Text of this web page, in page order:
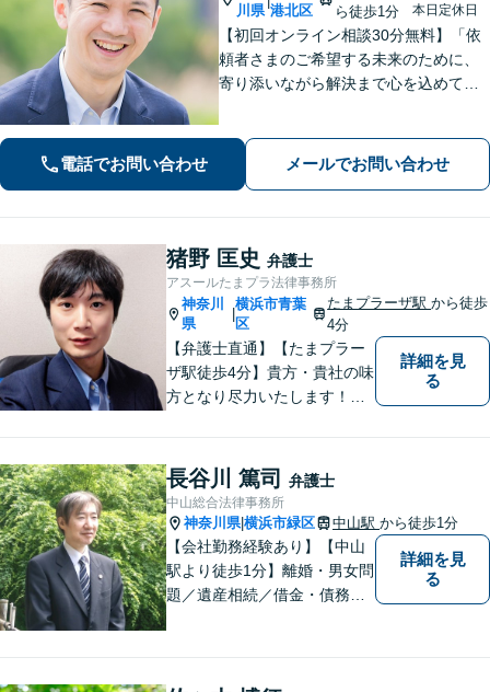
川県 港北区
ら徒歩1分
本日定休日
【初回オンライン相談30分無料】「依
頼者さまのご希望する未来のために、
寄り添いながら解決まで心を込めて対
停など離婚問題／相続・遺言も対応
【新横浜1分】
電話でお問い合わせ メールでお問い合わせ
猪野 匡史 弁護士
アスールたまプラ法律事務所
神奈川
県
|
横浜市青葉
区
たまプラーザ駅から徒歩
4分
【弁護士直通】【たまプラー
ザ駅徒歩4分】貴方・貴社の味
方となり尽力いたします！当
すのでまずはお気軽にご相談
ください。
詳細を見
る
長谷川 篤司 弁護士
中山総合法律事務所
神奈川県|横浜市緑区 中山駅 から徒歩1分
【会社勤務経験あり】【中山
駅より徒歩1分】離婚・男女問
題／遺産相続／借金・債務整
詳細を見
る